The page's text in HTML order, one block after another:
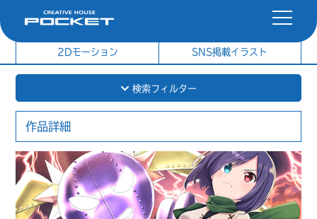
社内制作イラスト
2Dモーション SNS掲載イラスト
検索フィルター
作品詳細